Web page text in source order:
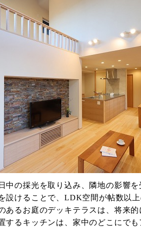
中の採光を取り込み、隣地の影響
設けることで、LDK空間が帖数以
あるお庭のデッキテラスは、将来
するキッチンは、家中のどこにで